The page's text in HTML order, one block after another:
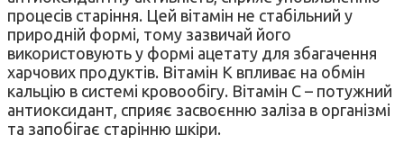
процесів старіння. Цей вітамін не стабільний у
природній формі, тому зазвичай його
використовують у формі ацетату для збагачення
харчових продуктів. Вітамін К впливає на обмін
кальцію в системі кровообігу. Вітамін С – потужний
антиоксидант, сприяє засвоєнню заліза в організмі
та запобігає старінню шкіри.